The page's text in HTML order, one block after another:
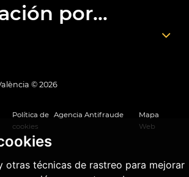
otras técnicas de rastreo para mejorar
por...
© 2026
Política de
cookies
Agencia Antifraude
Mapa
Web